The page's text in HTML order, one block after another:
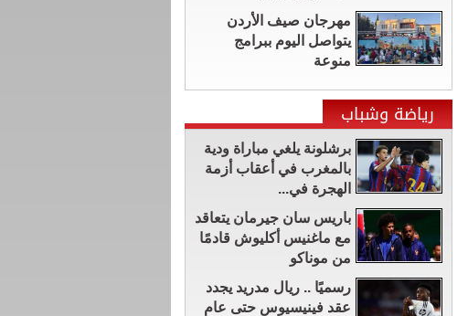
مهرجان صيف الأردن
يتواصل اليوم ببرامج
منوعة
رياضة وشباب
برشلونة يلغي مباراة ودية
بالمغرب في أعقاب أزمة
الهجرة في...
باريس سان جيرمان يتعاقد
مع ماغنيس أكليوش قادمًا
من موناكو
رسميًا .. ريال مدريد يجدد
عقد فينيسيوس حتى عام